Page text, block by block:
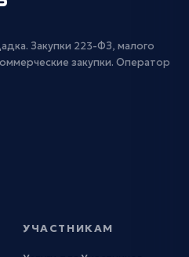
Закупки 223-ФЗ, малого
закупки. Оператор
УЧАСТНИКАМ